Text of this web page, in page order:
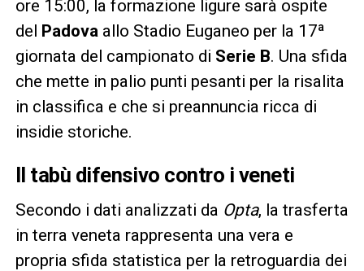
ore 15:00, la formazione ligure sarà ospite
del Padova allo Stadio Euganeo per la 17ª
giornata del campionato di Serie B. Una sfida
che mette in palio punti pesanti per la risalita
in classifica e che si preannuncia ricca di
insidie storiche.
Il tabù difensivo contro i veneti
Secondo i dati analizzati da Opta, la trasferta
in terra veneta rappresenta una vera e
propria sfida statistica per la retroguardia dei